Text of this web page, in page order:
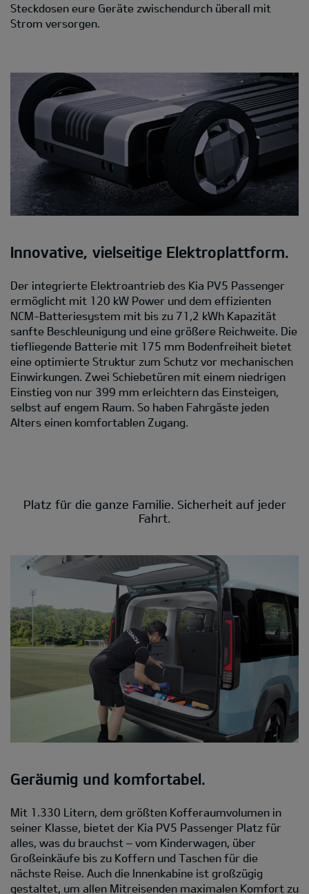
Steckdosen eure Geräte zwischendurch überall mit
Strom versorgen.
Innovative, vielseitige Elektroplattform.
Der integrierte Elektroantrieb des Kia PV5 Passenger
ermöglicht mit 120 kW Power und dem effizienten
NCM-Batteriesystem mit bis zu 71,2 kWh Kapazität
sanfte Beschleunigung und eine größere Reichweite. Die
tiefliegende Batterie mit 175 mm Bodenfreiheit bietet
eine optimierte Struktur zum Schutz vor mechanischen
Einwirkungen. Zwei Schiebetüren mit einem niedrigen
Einstieg von nur 399 mm erleichtern das Einsteigen,
selbst auf engem Raum. So haben Fahrgäste jeden
Alters einen komfortablen Zugang.
Platz für die ganze Familie. Sicherheit auf jeder
Fahrt.
Geräumig und komfortabel.
Mit 1.330 Litern, dem größten Kofferaumvolumen in
seiner Klasse, bietet der Kia PV5 Passenger Platz für
alles, was du brauchst – vom Kinderwagen, über
Großeinkäufe bis zu Koffern und Taschen für die
nächste Reise. Auch die Innenkabine ist großzügig
gestaltet, um allen Mitreisenden maximalen Komfort zu